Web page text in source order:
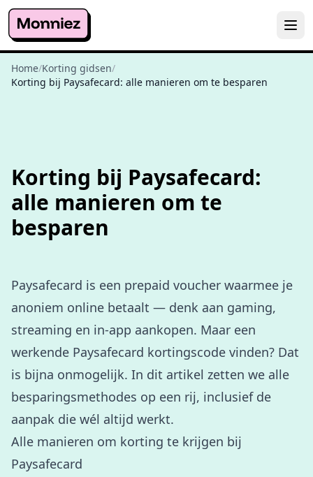
Home/Korting gidsen/
Korting bij Paysafecard: alle manieren om te besparen
Korting bij Paysafecard:
alle manieren om te
besparen
Paysafecard is een prepaid voucher waarmee je
anoniem online betaalt — denk aan gaming,
streaming en in-app aankopen. Maar een
werkende Paysafecard kortingscode vinden? Dat
is bijna onmogelijk. In dit artikel zetten we alle
besparingsmethodes op een rij, inclusief de
aanpak die wél altijd werkt.
Alle manieren om korting te krijgen bij
Paysafecard